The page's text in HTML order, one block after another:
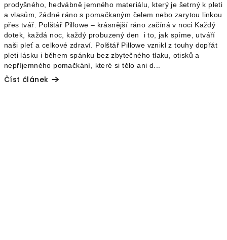
prodyšného, hedvábně jemného materiálu, který je šetrný k pleti
a vlasům, žádné ráno s pomačkaným čelem nebo zarytou linkou
přes tvář. Polštář Pillowe – krásnější ráno začíná v noci Každý
dotek, každá noc, každý probuzený den i to, jak spíme, utváří
naši pleť a celkové zdraví. Polštář Pillowe vznikl z touhy dopřát
pleti lásku i během spánku bez zbytečného tlaku, otisků a
nepříjemného pomačkání, které si tělo ani d...
Číst článek